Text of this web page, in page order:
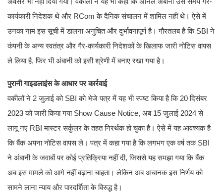
कार्यकारी निदेशक थे और RCom के दैनिक संचालन में शामिल नहीं थे। ऐसे में
उनका नाम इस सूची में डालना अनुचित और दुर्भावनापूर्ण है। गौरतलब है कि SBI ने
कंपनी के अन्य स्वतंत्र और गैर-कार्यकारी निदेशकों के खिलाफ जारी नोटिस वापस
ले लिया है, फिर भी अंबानी को इसी श्रेणी में बनाए रखा गया है।
पुरानी गाइडलाइंस के आधार पर कार्रवाई
वकीलों ने 2 जुलाई को SBI को भेजे पत्र में यह भी स्पष्ट किया है कि 20 दिसंबर
2023 को जारी किया गया Show Cause Notice, अब 15 जुलाई 2024 से
लागू नए RBI मास्टर सर्कुलर के तहत निरर्थक हो चुका है। ऐसे में यह आवश्यक है
कि बैंक अपना नोटिस वापस ले। पत्र में कहा गया है कि लगभग एक वर्ष तक SBI
ने अंबानी के जवाबों पर कोई प्रतिक्रिया नहीं दी, जिससे यह समझा गया कि बैंक
अब इस मामले को आगे नहीं बढ़ाना चाहता। लेकिन अब अचानक इस निर्णय को
सामने लाना न्याय और पारदर्शिता के विरुद्ध है।